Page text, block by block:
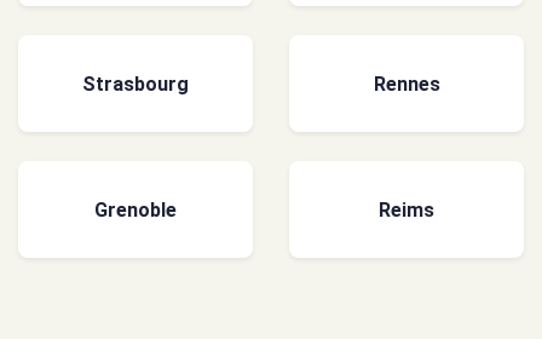
Strasbourg Rennes
Grenoble Reims